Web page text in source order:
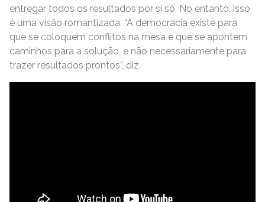
entregar todos os resultados por si só. No entanto, isso
é uma visão romantizada. “A democracia existe para
que se coloquem conflitos na mesa e que se apontem
caminhos para a solução, e não necessariamente para
trazer resultados prontos”, diz.